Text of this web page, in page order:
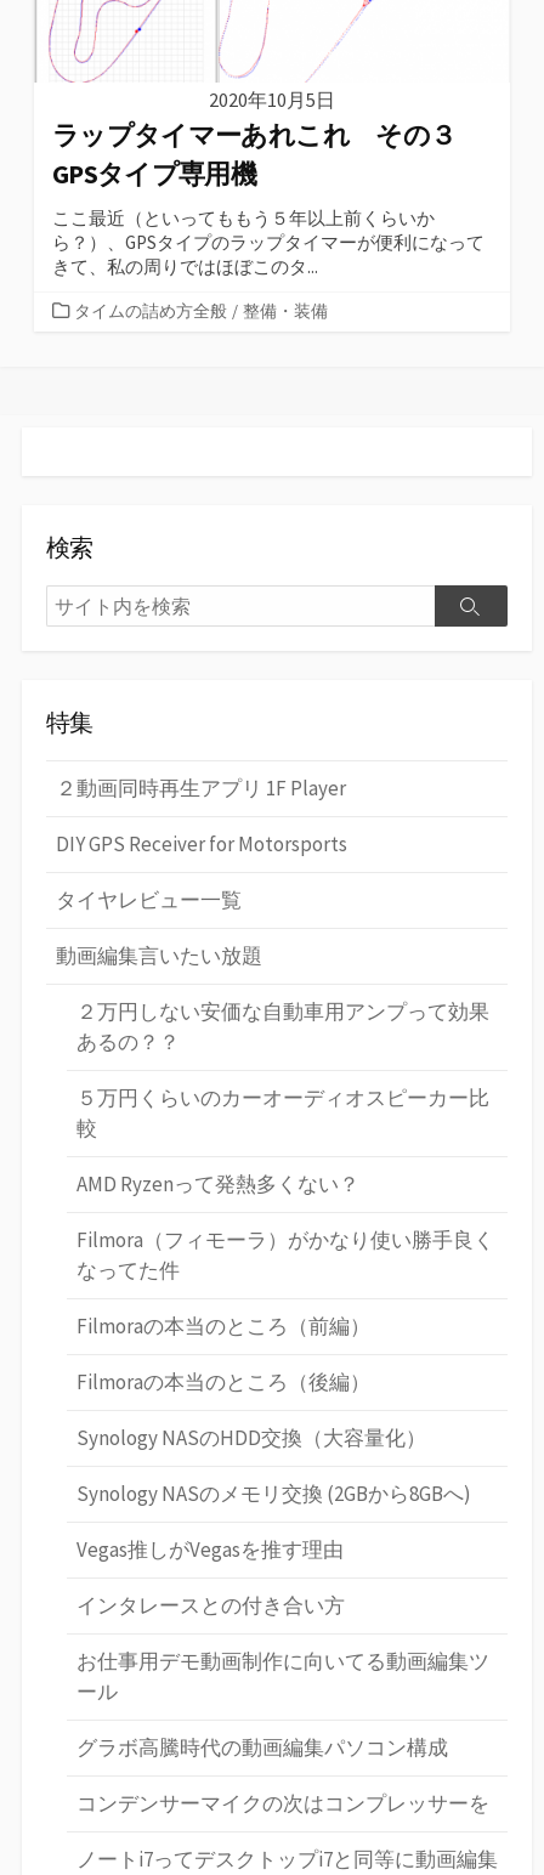
2020年10月5日
ラップタイマーあれこれ その３
GPSタイプ専用機
ここ最近（といってももう５年以上前くらいか
ら？）、GPSタイプのラップタイマーが便利になって
きて、私の周りではほぼこのタ...
カタイムの詰め方全般 / 整備・装備
検索
検
索
検
特集
２動画同時再生アプリ 1F Player
DIY GPS Receiver for Motorsports
タイヤレビュー一覧
動画編集言いたい放題
２万円しない安価な自動車用アンプって効果
あるの？？
５万円くらいのカーオーディオスピーカー比
較
AMD Ryzenって発熱多くない？
Filmora（フィモーラ）がかなり使い勝手良く
なってた件
Filmoraの本当のところ（前編）
Filmoraの本当のところ（後編）
Synology NASのHDD交換（大容量化）
Synology NASのメモリ交換 (2GBから8GBへ)
Vegas推しがVegasを推す理由
インタレースとの付き合い方
お仕事用デモ動画制作に向いてる動画編集ツ
ール
グラボ高騰時代の動画編集パソコン構成
コンデンサーマイクの次はコンプレッサーを
ノートi7ってデスクトップi7と同等に動画編集